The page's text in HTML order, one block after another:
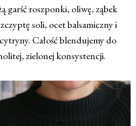
garść roszponki, oliwę, ząbek
soli, ocet balsamiczny i
Całość blendujemy do
zielonej konsystencji.